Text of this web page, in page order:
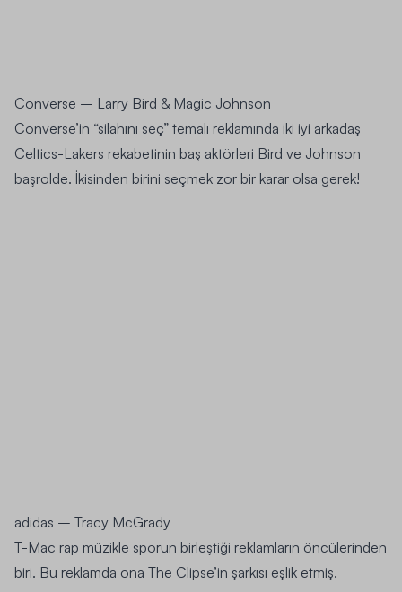
Converse – Larry Bird & Magic Johnson
Converse’in “silahını seç” temalı reklamında iki iyi arkadaş
Celtics-Lakers rekabetinin baş aktörleri Bird ve Johnson
başrolde. İkisinden birini seçmek zor bir karar olsa gerek!
adidas – Tracy McGrady
T-Mac rap müzikle sporun birleştiği reklamların öncülerinden
biri. Bu reklamda ona The Clipse’in şarkısı eşlik etmiş.